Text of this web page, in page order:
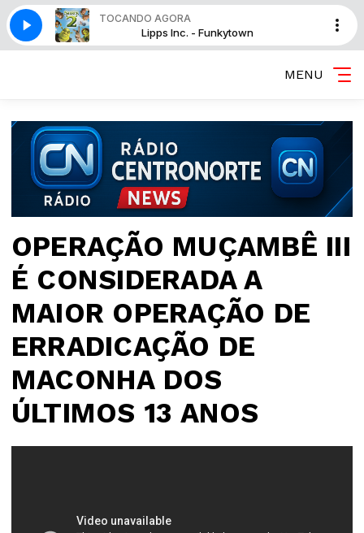
TOCANDO AGORA
Lipps Inc. - Funkytown
MENU
OPERAÇÃO MUÇAMBÊ III
É CONSIDERADA A
MAIOR OPERAÇÃO DE
ERRADICAÇÃO DE
MACONHA DOS
ÚLTIMOS 13 ANOS